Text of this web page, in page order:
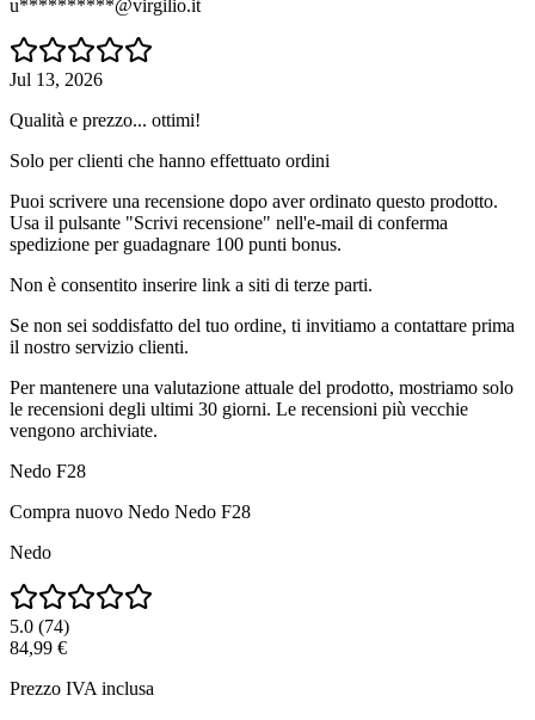
u**********@virgilio.it
Jul 13, 2026
Qualità e prezzo... ottimi!
Solo per clienti che hanno effettuato ordini
Puoi scrivere una recensione dopo aver ordinato questo prodotto.
Usa il pulsante "Scrivi recensione" nell'e-mail di conferma
spedizione per guadagnare 100 punti bonus.
Non è consentito inserire link a siti di terze parti.
Se non sei soddisfatto del tuo ordine, ti invitiamo a contattare prima
il nostro servizio clienti.
Per mantenere una valutazione attuale del prodotto, mostriamo solo
le recensioni degli ultimi 30 giorni. Le recensioni più vecchie
vengono archiviate.
Nedo F28
Compra nuovo Nedo Nedo F28
Nedo
5.0 (74)
84,99 €
Prezzo IVA inclusa